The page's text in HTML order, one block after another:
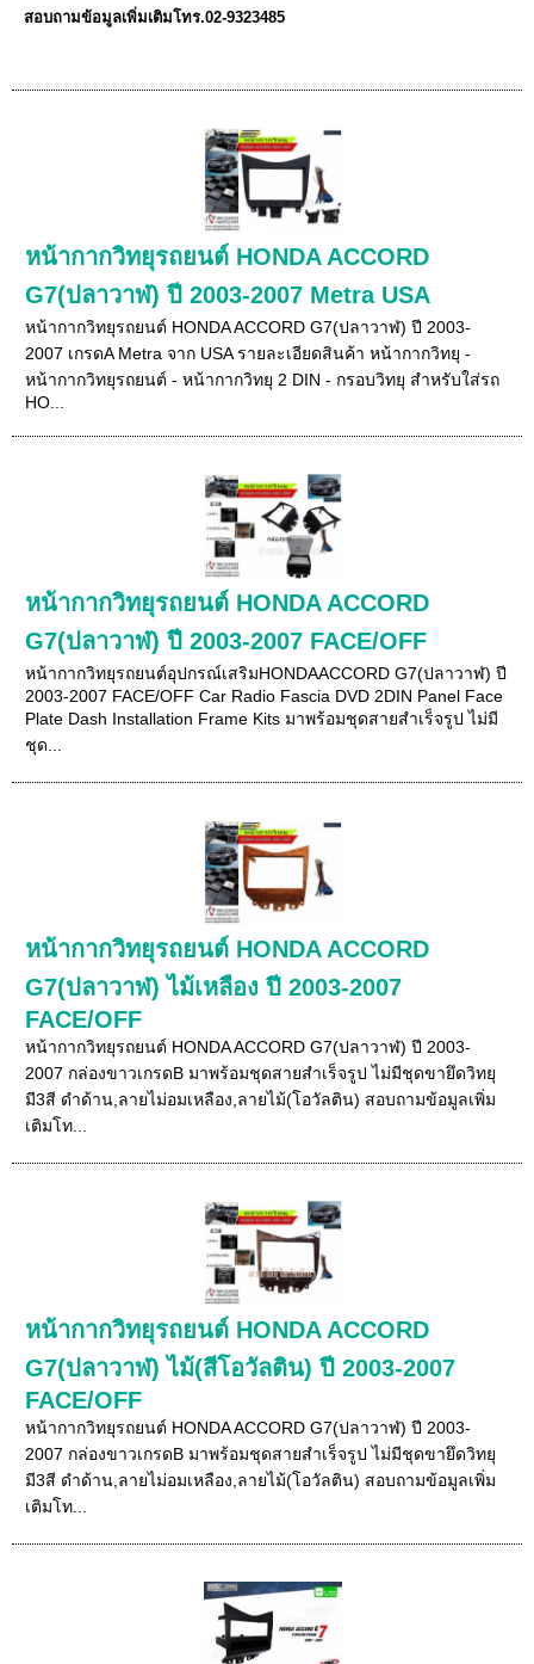
สอบถามข้อมูลเพิ่มเติมโทร.02-9323485
หน้ากากวิทยุรถยนต์ HONDA ACCORD
G7(ปลาวาฬ) ปี 2003-2007 Metra USA
หน้ากากวิทยุรถยนต์ HONDA ACCORD G7(ปลาวาฬ) ปี 2003-
2007 เกรดA Metra จาก USA รายละเอียดสินค้า หน้ากากวิทยุ -
หน้ากากวิทยุรถยนต์ - หน้ากากวิทยุ 2 DIN - กรอบวิทยุ สำหรับใส่รถ
HO...
หน้ากากวิทยุรถยนต์ HONDA ACCORD
G7(ปลาวาฬ) ปี 2003-2007 FACE/OFF
หน้ากากวิทยุรถยนต์อุปกรณ์เสริมHONDAACCORD G7(ปลาวาฬ) ปี
2003-2007 FACE/OFF Car Radio Fascia DVD 2DIN Panel Face
Plate Dash Installation Frame Kits มาพร้อมชุดสายสำเร็จรูป ไม่มี
ชุด...
หน้ากากวิทยุรถยนต์ HONDA ACCORD
G7(ปลาวาฬ) ไม้เหลือง ปี 2003-2007
FACE/OFF
หน้ากากวิทยุรถยนต์ HONDA ACCORD G7(ปลาวาฬ) ปี 2003-
2007 กล่องขาวเกรดB มาพร้อมชุดสายสำเร็จรูป ไม่มีชุดขายึดวิทยุ
มี3สี ดำด้าน,ลายไม่อมเหลือง,ลายไม้(โอวัลติน) สอบถามข้อมูลเพิ่ม
เติมโท...
หน้ากากวิทยุรถยนต์ HONDA ACCORD
G7(ปลาวาฬ) ไม้(สีโอวัลติน) ปี 2003-2007
FACE/OFF
หน้ากากวิทยุรถยนต์ HONDA ACCORD G7(ปลาวาฬ) ปี 2003-
2007 กล่องขาวเกรดB มาพร้อมชุดสายสำเร็จรูป ไม่มีชุดขายึดวิทยุ
มี3สี ดำด้าน,ลายไม่อมเหลือง,ลายไม้(โอวัลติน) สอบถามข้อมูลเพิ่ม
เติมโท...